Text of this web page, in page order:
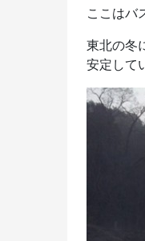
ここはバ
東北の冬
安定して